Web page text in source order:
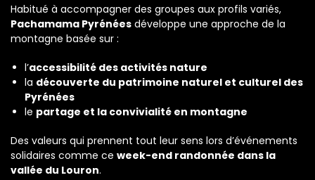
Habitué à accompagner des groupes aux profils variés,
Pachamama Pyrénées développe une approche de la
montagne basée sur :
l’accessibilité des activités nature
la découverte du patrimoine naturel et culturel des
Pyrénées
le partage et la convivialité en montagne
Des valeurs qui prennent tout leur sens lors d’événements
solidaires comme ce week-end randonnée dans la
vallée du Louron.